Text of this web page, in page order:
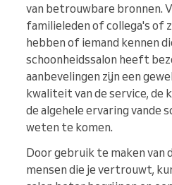
van betrouwbare bronnen.
familieleden of collega's of
hebben of iemand kennen
schoonheidssalon heeft
aanbevelingen zijn een
kwaliteit van de service, de
de algehele ervaring vande
weten te komen.
Door gebruik te maken van
mensen die je vertrouwt,